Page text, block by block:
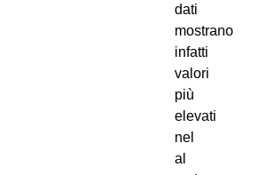
dati
mostrano
infatti
valori
più
elevati
nel
al